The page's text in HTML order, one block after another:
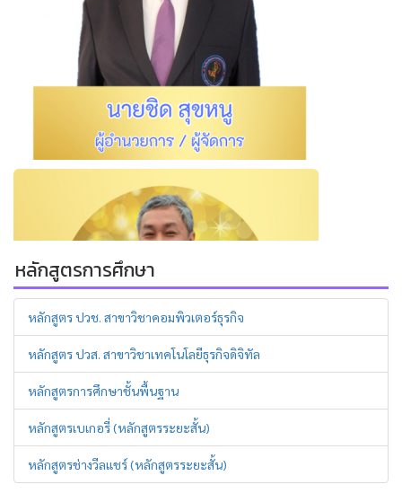
หลักสูตรการศึกษา
หลักสูตร ปวช. สาขาวิชาคอมพิวเตอร์ธุรกิจ
หลักสูตร ปวส. สาขาวิชาเทคโนโลยีธุรกิจดิจิทัล
หลักสูตรการศึกษาชั้นพื้นฐาน
หลักสูตรเบเกอรี่ (หลักสูตรระยะสั้น)
หลักสูตรช่างวีลแชร์ (หลักสูตรระยะสั้น)